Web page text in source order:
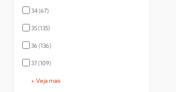
34(67)
35(135)
36 (136)
37(109)
+ Veja mais